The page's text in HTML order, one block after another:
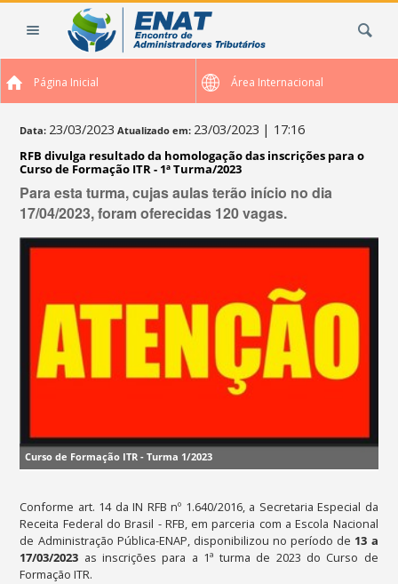
Página Inicial Área Internacional
Data: 23/03/2023 Atualizado em: 23/03/2023 | 17:16
RFB divulga resultado da homologação das inscrições para o
Curso de Formação ITR - 1ª Turma/2023
Para esta turma, cujas aulas terão início no dia
17/04/2023, foram oferecidas 120 vagas.
Curso de Formação ITR - Turma 1/2023
Conforme art. 14 da IN RFB nº 1.640/2016, a Secretaria Especial da
Receita Federal do Brasil - RFB, em parceria com a Escola Nacional
de Administração Pública-ENAP, disponibilizou no período de 13 a
17/03/2023 as inscrições para a 1ª turma de 2023 do Curso de
Formação ITR.